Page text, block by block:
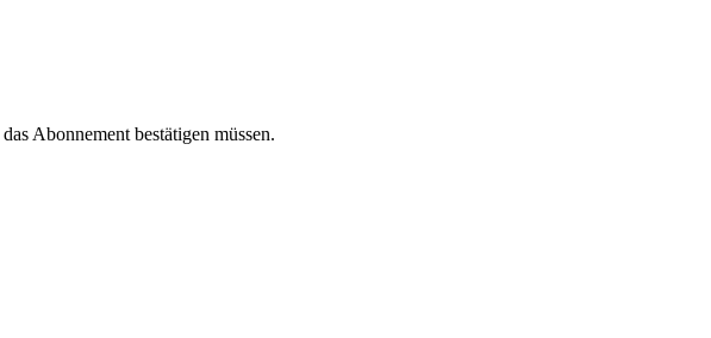
Abonnement bestätigen müssen.